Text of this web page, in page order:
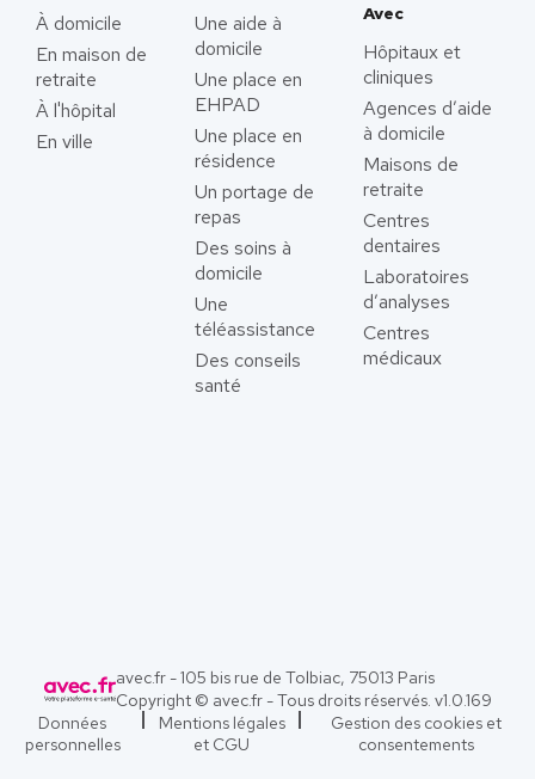
À domicile
En maison de
retraite
À l'hôpital
En ville
Une aide à
domicile
Une place en
EHPAD
Une place en
résidence
Un portage de
repas
Des soins à
domicile
Une
téléassistance
Des conseils
santé
Avec
Hôpitaux et
cliniques
Agences d’aide
à domicile
Maisons de
retraite
Centres
dentaires
Laboratoires
d’analyses
Centres
médicaux
avec.fr - 105 bis rue de Tolbiac, 75013 Paris
Copyright © avec.fr - Tous droits réservés. v1.0.169
Données
personnelles
Mentions légales
et CGU
Gestion des cookies et
consentements